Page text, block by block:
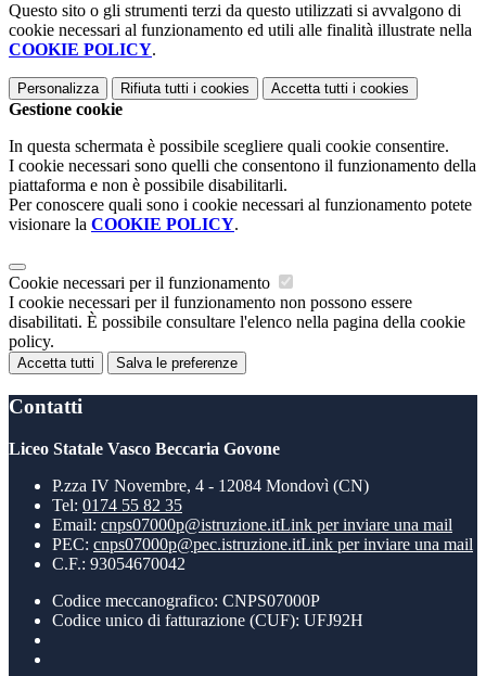
Questo sito o gli strumenti terzi da questo utilizzati si avvalgono di
cookie necessari al funzionamento ed utili alle finalità illustrate nella
COOKIE POLICY.
Personalizza Rifiuta tutti i cookies Accetta tutti i cookies
Gestione cookie
In questa schermata è possibile scegliere quali cookie consentire.
I cookie necessari sono quelli che consentono il funzionamento della
piattaforma e non è possibile disabilitarli.
Per conoscere quali sono i cookie necessari al funzionamento potete
visionare la COOKIE POLICY.
Cookie necessari per il funzionamento
I cookie necessari per il funzionamento non possono essere
disabilitati. È possibile consultare l'elenco nella pagina della cookie
policy.
Accetta tutti Salva le preferenze
Contatti
Liceo Statale Vasco Beccaria Govone
P.zza IV Novembre, 4 - 12084 Mondovì (CN)
Tel: 0174 55 82 35
Email: cnps07000p@istruzione.itLink per inviare una mail
PEC: cnps07000p@pec.istruzione.itLink per inviare una mail
C.F.: 93054670042
Codice meccanografico: CNPS07000P
Codice unico di fatturazione (CUF): UFJ92H